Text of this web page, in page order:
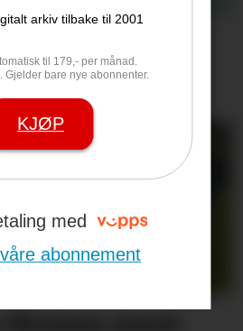
arkiv tilbake til 2001
til 179,- per månad.
Gjelder bare nye abonnenter.
KJØP
med
abonnement
var
Helgen